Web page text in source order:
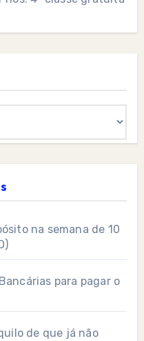
na semana de 10
para pagar o
de que já não